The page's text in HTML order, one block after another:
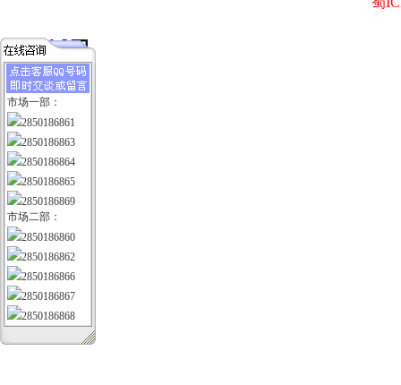
市场一部：
2850186861
2850186863
2850186864
2850186865
2850186869
市场二部：
2850186860
2850186862
2850186866
2850186867
2850186868